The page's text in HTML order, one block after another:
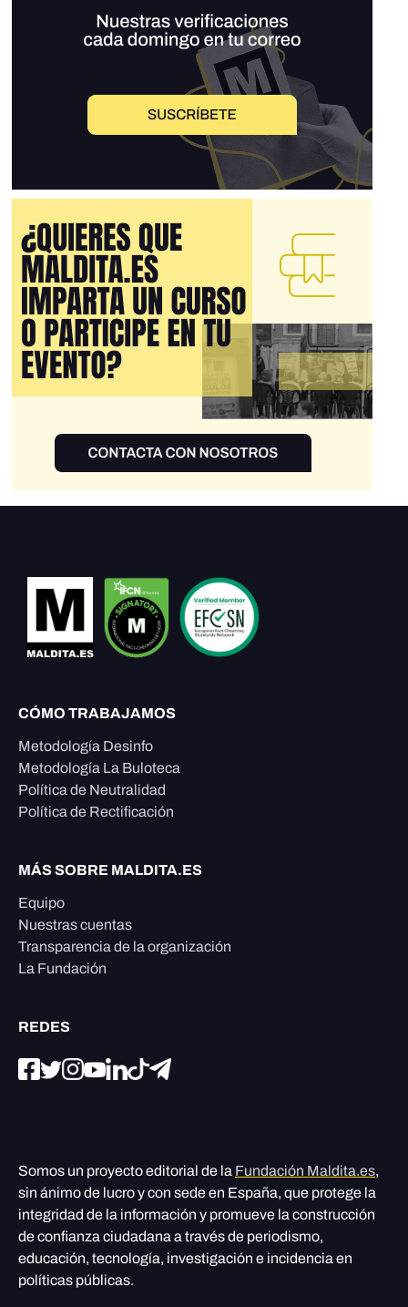
CÓMO TRABAJAMOS
Metodología Desinfo
Metodología La Buloteca
Política de Neutralidad
Política de Rectificación
MÁS SOBRE MALDITA.ES
Equipo
Nuestras cuentas
Transparencia de la organización
La Fundación
REDES
Somos un proyecto editorial de la Fundación Maldita.es,
sin ánimo de lucro y con sede en España, que protege la
integridad de la información y promueve la construcción
de confianza ciudadana a través de periodismo,
educación, tecnología, investigación e incidencia en
políticas públicas.